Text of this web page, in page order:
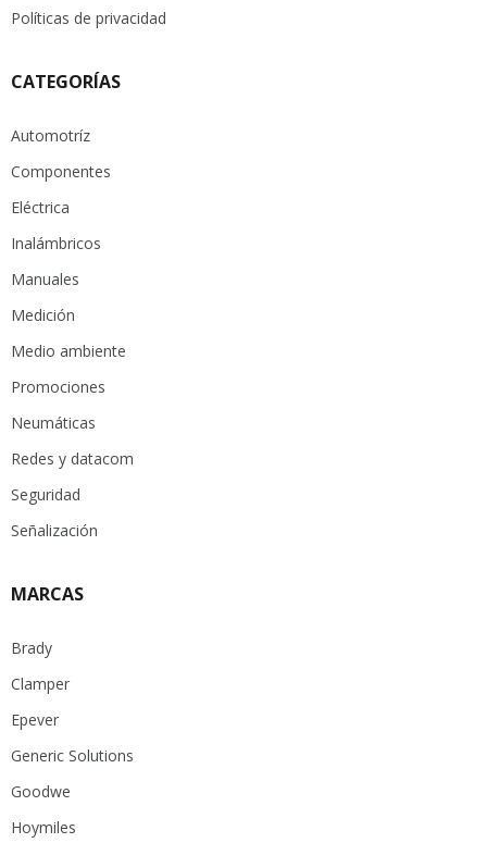
Políticas de privacidad
CATEGORÍAS
Automotríz
Componentes
Eléctrica
Inalámbricos
Manuales
Medición
Medio ambiente
Promociones
Neumáticas
Redes y datacom
Seguridad
Señalización
MARCAS
Brady
Clamper
Epever
Generic Solutions
Goodwe
Hoymiles